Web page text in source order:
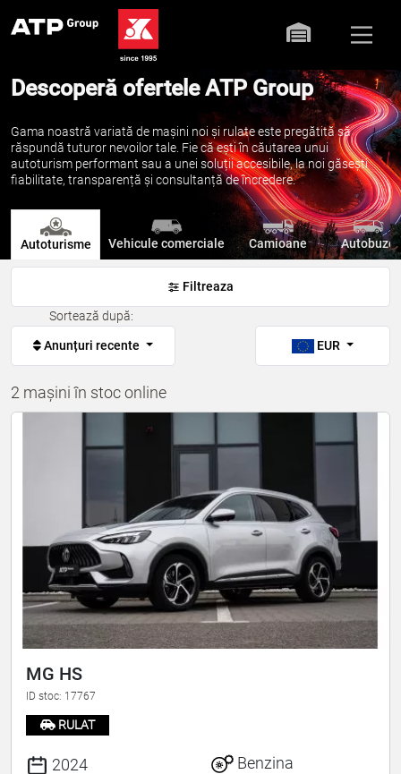
Descoperă ofertele ATP Group
Gama noastră variată de mașini noi și rulate este pregătită să
răspundă tuturor nevoilor tale. Fie că ești în căutarea unui
autoturism performant sau a unei soluții accesibile, la noi găsești
fiabilitate, transparență și consultanță de încredere.
Autoturisme Vehicule comerciale Camioane Autobuze
Filtreaza
Sortează după:
Anunțuri recente EUR
2 mașini în stoc online
MG HS
ID stoc: 17767
RULAT
2024
Benzina